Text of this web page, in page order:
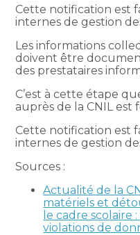
Cette notification est
internes de gestion
Les informations
doivent être
des prestataires
C’est à cette étape
auprès de la CNIL est
Cette notification est
internes de gestion
Sources :
Actualité de la
matériels et
le cadre scolaire
violations de